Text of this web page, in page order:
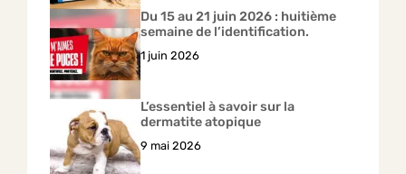
Du 15 au 21 juin 2026 : huitième
semaine de l’identification.
1 juin 2026
L’essentiel à savoir sur la
dermatite atopique
9 mai 2026